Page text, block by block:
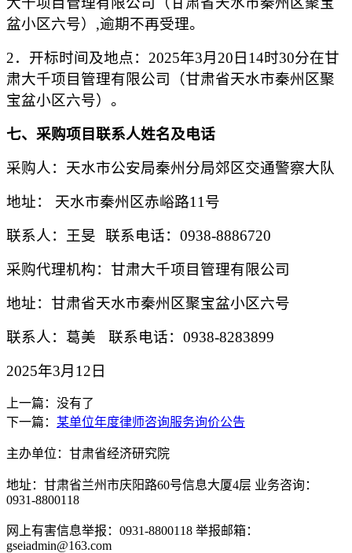
盆小区六号） ,逾期不再受理。
2．开标时间及地点： 2025年3月 20 日 14时30分在甘
肃大千项目管理有限公司（甘肃省天水市秦州区聚
宝盆小区六号） 。
七、采购项目联系人姓名及电话
采购人：天水市公安局秦州分局郊区交通警察大队
地址： 天水市秦州区赤峪路11号
联系人：王旻 联系电话： 0938-8886720
采购代理机构： 甘肃大千项目管理有限公司
地址： 甘肃省天水市秦州区聚宝盆小区六号
联系人： 葛美 联系电话： 0938-8283899
2025年3月 12 日
上一篇：没有了
下一篇： 某单位年度律师咨询服务询价公告
主办单位：甘肃省经济研究院
地址：甘肃省兰州市庆阳路60号信息大厦4层 业务咨询：
0931-8800118
网上有害信息举报：0931-8800118 举报邮箱：
gseiadmin@163.com